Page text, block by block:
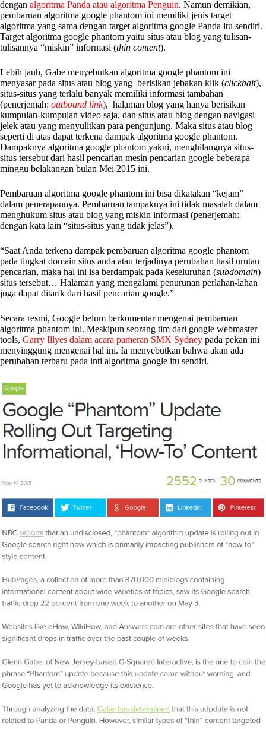
dengan algoritma Panda atau algoritma Penguin. Namun demikian,
pembaruan algoritma google phantom ini memiliki jenis target
algoritma yang sama dengan target algoritma google Panda itu sendiri.
Target algoritma google phantom yaitu situs atau blog yang tulisan-
tulisannya “miskin” informasi (thin content).
Lebih jauh, Gabe menyebutkan algoritma google phantom ini
menyasar pada situs atau blog yang berisikan jebakan klik (clickbait),
situs-situs yang terlalu banyak memiliki informasi tambahan
(penerjemah: outbound link), halaman blog yang hanya berisikan
kumpulan-kumpulan video saja, dan situs atau blog dengan navigasi
jelek atau yang menyulitkan para pengunjung. Maka situs atau blog
seperti di atas dapat terkena dampak algoritma google phantom.
Dampaknya algoritma google phantom yakni, menghilangnya situs-
situs tersebut dari hasil pencarian mesin pencarian google beberapa
minggu belakangan bulan Mei 2015 ini.
Pembaruan algoritma google phantom ini bisa dikatakan “kejam”
dalam penerapannya. Pembaruan tampaknya ini tidak masalah dalam
menghukum situs atau blog yang miskin informasi (penerjemah:
dengan kata lain “situs-situs yang tidak jelas”).
“Saat Anda terkena dampak pembaruan algoritma google phantom
pada tingkat domain situs anda atau terjadinya perubahan hasil urutan
pencarian, maka hal ini isa berdampak pada keseluruhan (subdomain)
situs tersebut… Halaman yang mengalami penurunan perlahan-lahan
juga dapat ditarik dari hasil pencarian google.”
Secara resmi, Google belum berkomentar mengenai pembaruan
algoritma phantom ini. Meskipun seorang tim dari google webmaster
tools, Garry Illyes dalam acara pameran SMX Sydney pada pekan ini
menyinggung mengenai hal ini. Ia menyebutkan bahwa akan ada
perubahan terbaru pada inti algoritma google itu sendiri.